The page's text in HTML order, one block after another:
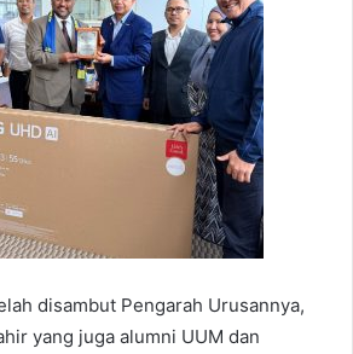
disambut Pengarah Urusannya,
yang juga alumni UUM dan